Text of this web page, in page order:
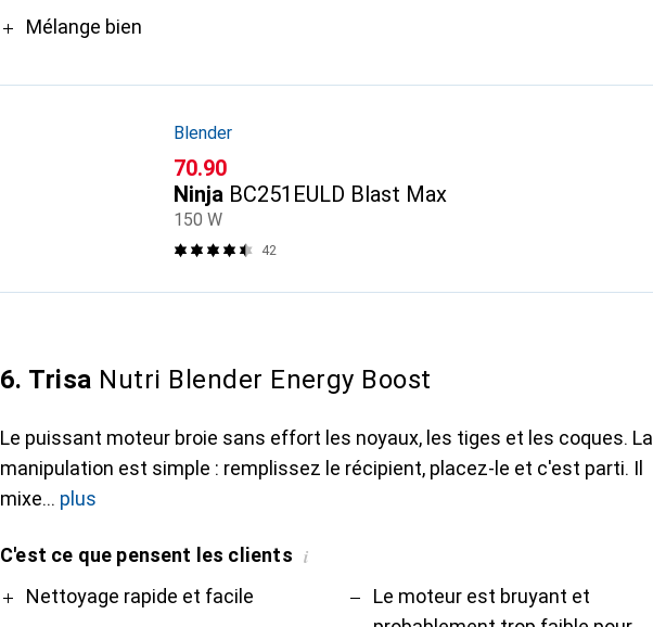
Mélange bien
Blender
CHF
70.90
Ninja BC251EULD Blast Max
150 W
42
6. Trisa Nutri Blender Energy Boost
Le puissant moteur broie sans effort les noyaux, les tiges et les coques. La
manipulation est simple : remplissez le récipient, placez-le et c'est parti. Il
mixe
plus
C'est ce que pensent les clients i
ProNettoyage rapide et facile
Contre
Le moteur est bruyant et